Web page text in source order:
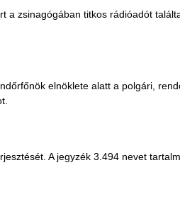
a zsinagógában titkos rádióadót
elnöklete alatt a polgári,
A jegyzék 3.494 nevet